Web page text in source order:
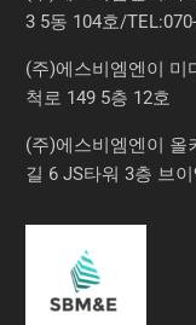
3 5동 104호/
(주)에스비엠엔이 미
척로 149 5층 12호
(주)에스비엠엔이 올
길 6 JS타워 3층 브